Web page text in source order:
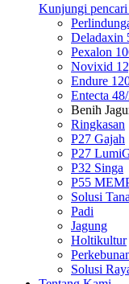
Kunjungi
Deladaxin
Pexalon
Novixid
Endure
Entecta
Benih
Ringkasan
P27 Gajah
P27
P32 Singa
P55
Solusi
Padi
Jagung
Holtikultur
Solusi